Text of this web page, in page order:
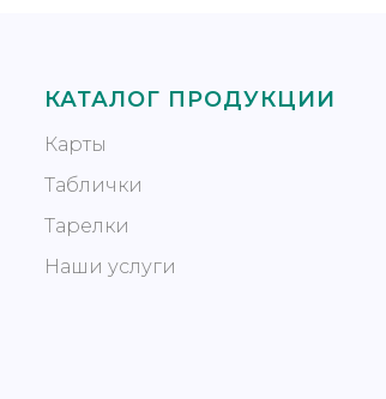
КАТАЛОГ ПРОДУКЦИИ
Карты
Таблички
Тарелки
Наши услуги